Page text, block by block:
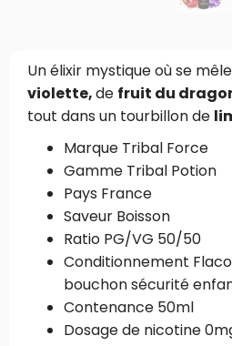
Un élixir mystique où se
violette,de fruit du
tout dans un tourbillon de
Marque Tribal Force
Gamme Tribal Potion
Pays France
Saveur Boisson
Ratio PG/VG 50/50
Conditionnement
bouchon sécurité
Contenance 50ml
Dosage de nicotine